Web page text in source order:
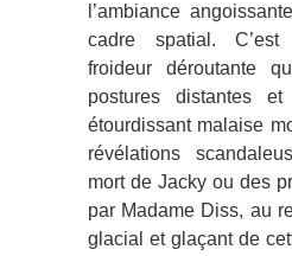
l’ambiance
cadre spatial. C’est
froideur déroutante
postures distantes
étourdissant malaise
révélations
mort de Jacky ou des
par Madame Diss, au
glacial et glaçant de